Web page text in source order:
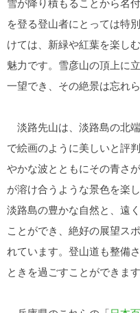
を登る登山者にとっては特
けては、新緑や紅葉を楽し
魅力です。雪彦山の頂上に
一望でき、その絶景は忘れ
淡路先山は、淡路島の北
で絵画のように美しいと評
やかな波とともにその青さ
が溶け合うような景色を楽
淡路島の豊かな自然と、遠
ことができ、絶好の展望ス
れています。登山道も整備
ときを過ごすことができます